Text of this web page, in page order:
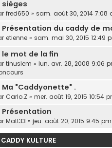
sièges
fred650 » sam. août 30, 2014 7:08
Présentation du caddy de
etienne » sam. mai 30, 2015 12:49
le mot de la fin
tinuslem » lun. avr. 28, 2008 9:06
Ma "Caddyonette" .
Carlo.Z » mer. août 19, 2015 10:54
Présentation
Matt33 » jeu. août 20, 2015 9:45
KULTURE